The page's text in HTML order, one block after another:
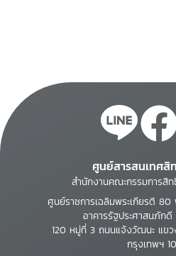
ศูนย์สารสนเทศ
สำนักงานคณะกรรมการสิ
ศูนย์ราชการเฉลิมพระเกียรติ
อาคารรัฐประศาสนภัก
120 หมู่ที่ 3 ถนนแจ้งวัฒนะ แข
กรุงเทพฯ